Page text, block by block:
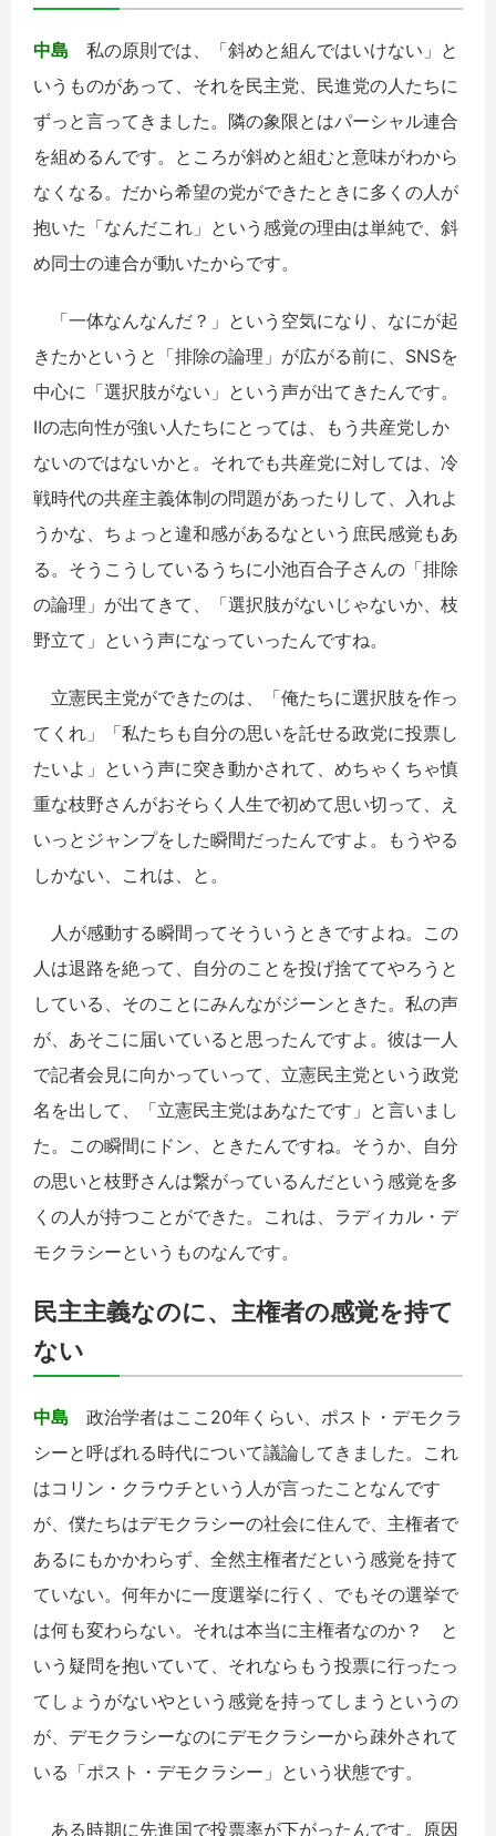
中島 私の原則では、「斜めと組んではいけない」と
いうものがあって、それを民主党、民進党の人たちに
ずっと言ってきました。隣の象限とはパーシャル連合
を組めるんです。ところが斜めと組むと意味がわから
なくなる。だから希望の党ができたときに多くの人が
抱いた「なんだこれ」という感覚の理由は単純で、斜
め同士の連合が動いたからです。
「一体なんなんだ？」という空気になり、なにが起
きたかというと「排除の論理」が広がる前に、SNSを
中心に「選択肢がない」という声が出てきたんです。
Ⅱの志向性が強い人たちにとっては、もう共産党しか
ないのではないかと。それでも共産党に対しては、冷
戦時代の共産主義体制の問題があったりして、入れよ
うかな、ちょっと違和感があるなという庶民感覚もあ
る。そうこうしているうちに小池百合子さんの「排除
の論理」が出てきて、「選択肢がないじゃないか、枝
野立て」という声になっていったんですね。
立憲民主党ができたのは、「俺たちに選択肢を作っ
てくれ」「私たちも自分の思いを託せる政党に投票し
たいよ」という声に突き動かされて、めちゃくちゃ慎
重な枝野さんがおそらく人生で初めて思い切って、え
いっとジャンプをした瞬間だったんですよ。もうやる
しかない、これは、と。
人が感動する瞬間ってそういうときですよね。この
人は退路を絶って、自分のことを投げ捨ててやろうと
している、そのことにみんながジーンときた。私の声
が、あそこに届いていると思ったんですよ。彼は一人
で記者会見に向かっていって、立憲民主党という政党
名を出して、「立憲民主党はあなたです」と言いまし
た。この瞬間にドン、ときたんですね。そうか、自分
の思いと枝野さんは繋がっているんだという感覚を多
くの人が持つことができた。これは、ラディカル・デ
モクラシーというものなんです。
民主主義なのに、主権者の感覚を持て
ない
中島 政治学者はここ20年くらい、ポスト・デモクラ
シーと呼ばれる時代について議論してきました。これ
はコリン・クラウチという人が言ったことなんです
が、僕たちはデモクラシーの社会に住んで、主権者で
あるにもかかわらず、全然主権者だという感覚を持て
ていない。何年かに一度選挙に行く、でもその選挙で
は何も変わらない。それは本当に主権者なのか？ と
いう疑問を抱いていて、それならもう投票に行ったっ
てしょうがないやという感覚を持ってしまうというの
が、デモクラシーなのにデモクラシーから疎外されて
いる「ポスト・デモクラシー」という状態です。
ある時期に先進国で投票率が下がったんです。原因